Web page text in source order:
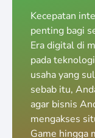
Kecepatan
penting bagi
Era digital di
pada
usaha yang
sebab itu,
agar bisnis
mengakses
Game hingga